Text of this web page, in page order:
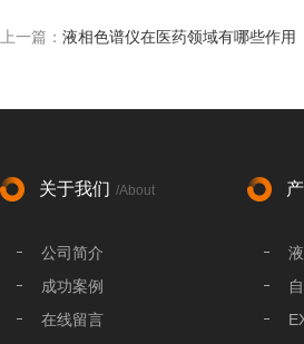
上一篇： 液相色谱仪在医药领域有哪些作用
关于我们 /About
公司简介
成功案例
在线留言